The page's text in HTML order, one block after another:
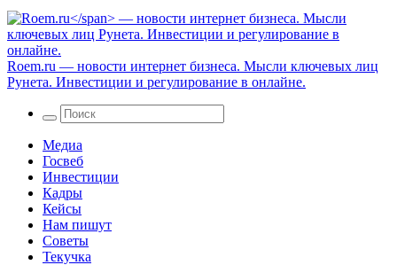
Roem.ru — новости интернет бизнеса. Мысли ключевых лиц
Рунета. Инвестиции и регулирование в онлайне.
Медиа
Госвеб
Инвестиции
Кадры
Кейсы
Нам пишут
Советы
Текучка